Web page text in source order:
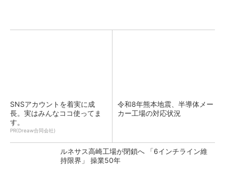
SNSアカウントを着実に成
長。実はみんなココ使ってま
す。
PR(Dreaw合同会社)
令和8年熊本地震、半導体メー
カー工場の対応状況
ルネサス高崎工場が閉鎖へ 「6インチライン維
持限界」 操業50年